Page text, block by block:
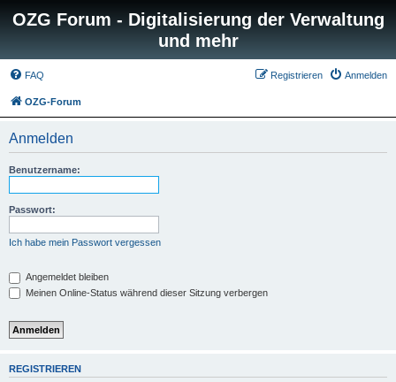
OZG Forum - Digitalisierung der Verwaltung
und mehr
FAQ Anmelden
Registrieren
OZG-Forum
Anmelden
Benutzername:
Passwort:
Ich habe mein Passwort vergessen
Angemeldet bleiben
Meinen Online-Status während dieser Sitzung verbergen
REGISTRIEREN